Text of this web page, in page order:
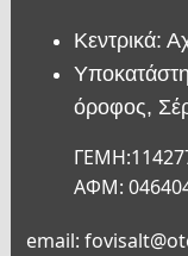
Κεντρικά:
όροφος,
ΑΦΜ:
email: